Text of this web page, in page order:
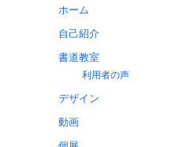
ホーム
自己紹介
書道教室
利用者の声
デザイン
動画